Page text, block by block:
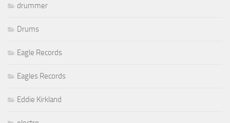
drummer
Drums
Eagle Records
Eagles Records
Eddie Kirkland